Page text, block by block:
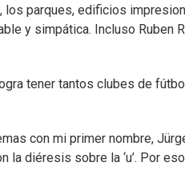
parques, edificios
y simpática. Incluso Ruben
tener tantos clubes de
con mi primer nombre,
diéresis sobre la ‘u’. Por eso